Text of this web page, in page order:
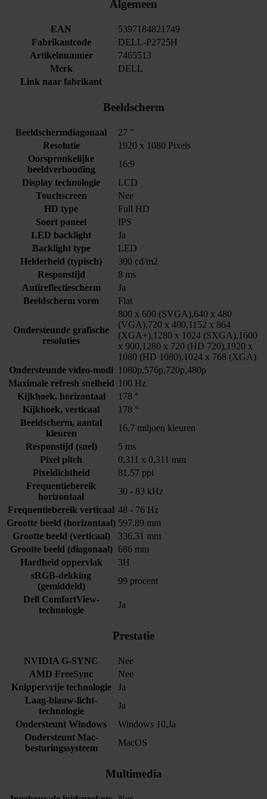
Algemeen
EAN
5397184821749
Fabrikantcode
DELL-P2725H
Artikelnummer
7465513
Merk
DELL
Link naar fabrikant
Beeldscherm
Beeldschermdiagonaal
27 "
Resolutie
1920 x 1080 Pixels
Oorspronkelijke
beeldverhouding
16:9
Display technologie
LCD
Touchscreen
Nee
HD type
Full HD
Soort paneel
IPS
LED backlight
Ja
Backlight type
LED
Helderheid (typisch)
300 cd/m2
Responstijd
8 ms
Antireflectiescherm
Ja
Beeldscherm vorm
Flat
Ondersteunde grafische
resoluties
800 x 600 (SVGA),640 x 480
(VGA),720 x 400,1152 x 864
(XGA+),1280 x 1024 (SXGA),1600
x 900,1280 x 720 (HD 720),1920 x
1080 (HD 1080),1024 x 768 (XGA)
Ondersteunde video-modi 1080p,576p,720p,480p
Maximale refresh snelheid 100 Hz
Kijkhoek, horizontaal
178 °
Kijkhoek, verticaal
178 °
Beeldscherm, aantal
kleuren
16,7 miljoen kleuren
Responstijd (snel)
5 ms
Pixel pitch
0,311 x 0,311 mm
Pixeldichtheid
81.57 ppi
Frequentiebereik
horizontaal
30 - 83 kHz
Frequentiebereik verticaal 48 - 76 Hz
Grootte beeld (horizontaal) 597.89 mm
Grootte beeld (verticaal)
336.31 mm
Grootte beeld (diagonaal)
686 mm
Hardheid oppervlak
3H
sRGB-dekking
(gemiddeld)
99 procent
Dell ComfortView-
technologie
Ja
Prestatie
NVIDIA G-SYNC
Nee
AMD FreeSync
Nee
Knippervrije technologie
Ja
Laag-blauw-licht-
technologie
Ja
Ondersteunt Windows
Windows 10,Ja
Ondersteunt Mac-
besturingssysteem
MacOS
Multimedia